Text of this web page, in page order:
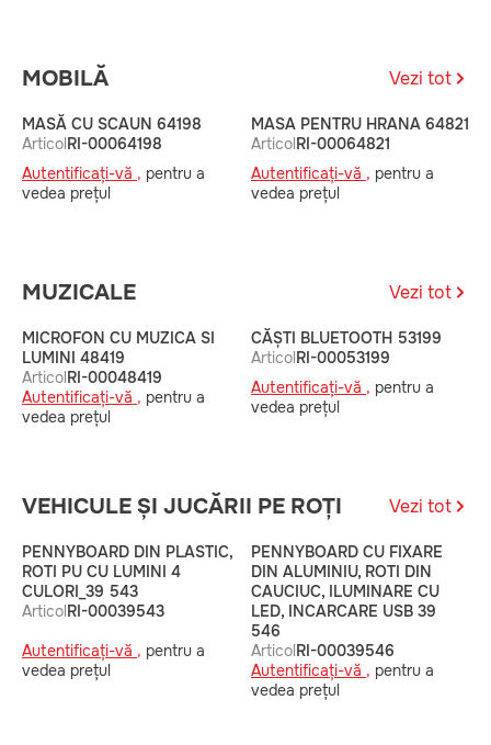
MOBILĂ Vezi tot
MASĂ CU SCAUN 64198
ArticolRI-00064198
Autentificați-vă , pentru a
vedea prețul
MASA PENTRU HRANA 64821
ArticolRI-00064821
Autentificați-vă , pentru a
vedea prețul
MUZICALE Vezi tot
MICROFON CU MUZICA SI
LUMINI 48419
ArticolRI-00048419
Autentificați-vă , pentru a
vedea prețul
CĂȘTI BLUETOOTH 53199
ArticolRI-00053199
Autentificați-vă , pentru a
vedea prețul
VEHICULE ȘI JUCĂRII PE ROȚI Vezi tot
PENNYBOARD DIN PLASTIC,
ROTI PU CU LUMINI 4
CULORI_39 543
ArticolRI-00039543
Autentificați-vă , pentru a
vedea prețul
PENNYBOARD CU FIXARE
DIN ALUMINIU, ROTI DIN
CAUCIUC, ILUMINARE CU
LED, INCARCARE USB 39
546
ArticolRI-00039546
Autentificați-vă , pentru a
vedea prețul